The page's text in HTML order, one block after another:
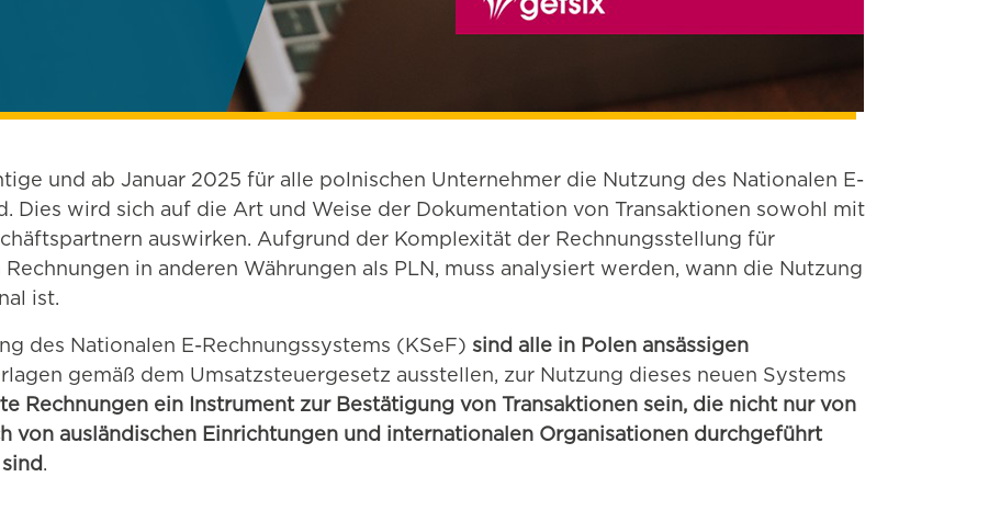
und ab Januar 2025 für alle polnischen Unternehmer die Nutzung des Nationalen E-
Dies wird sich auf die Art und Weise der Dokumentation von Transaktionen sowohl mit
auswirken. Aufgrund der Komplexität der Rechnungsstellung für
in anderen Währungen als PLN, muss analysiert werden, wann die Nutzung
ist.
des Nationalen E-Rechnungssystems (KSeF) sind alle in Polen ansässigen
gemäß dem Umsatzsteuergesetz ausstellen, zur Nutzung dieses neuen Systems
Rechnungen ein Instrument zur Bestätigung von Transaktionen sein, die nicht nur von
von ausländischen Einrichtungen und internationalen Organisationen durchgeführt
.